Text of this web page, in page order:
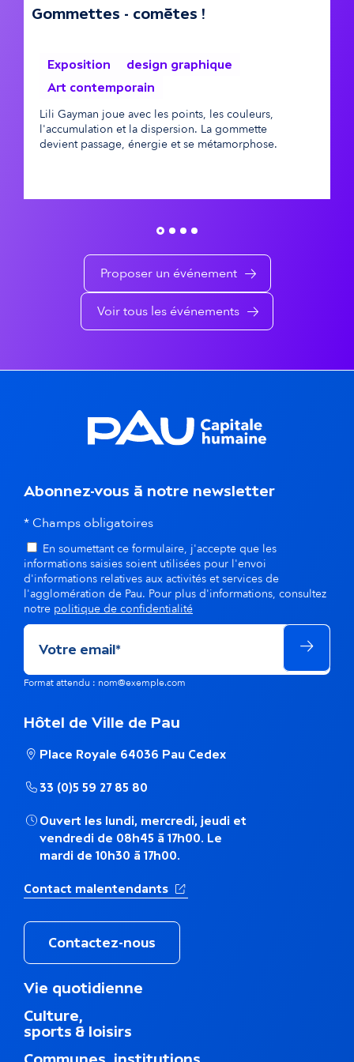
e
s
s
l
a
m
ê
m
e
t
h
é
m
u
Gommettes - comètes !
Exposition
design graphique
Art contemporain
Lili Gayman joue avec les points, les couleurs,
l'accumulation et la dispersion. La gommette
devient passage, énergie et se métamorphose.
Proposer un événement
Voir tous les événements
Abonnez-vous à notre newsletter
* Champs obligatoires
En soumettant ce formulaire, j'accepte que les
informations saisies soient utilisées pour l'envoi
d'informations relatives aux activités et services de
l'agglomération de Pau. Pour plus d'informations, consultez
notre politique de confidentialité
Format attendu : nom@exemple.com
Hôtel de Ville de Pau
Place Royale 64036 Pau Cedex
33 (0)5 59 27 85 80
Ouvert les lundi, mercredi, jeudi et
vendredi de 08h45 à 17h00. Le
mardi de 10h30 à 17h00.
Contact malentendants (Ouverture dans un nouvel
Contactez-nous
M
n
u
d
Vie quotidienne
Culture,
sports & loisirs
Communes, institutions